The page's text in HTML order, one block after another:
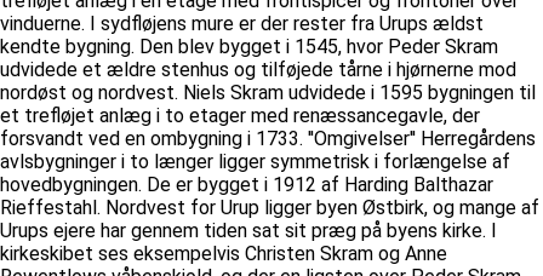
vinduerne. I sydfløjens mure er der rester fra Urups ældst
kendte bygning. Den blev bygget i 1545, hvor Peder Skram
udvidede et ældre stenhus og tilføjede tårne i hjørnerne mod
nordøst og nordvest. Niels Skram udvidede i 1595 bygningen til
et trefløjet anlæg i to etager med renæssancegavle, der
forsvandt ved en ombygning i 1733. ''Omgivelser'' Herregårdens
avlsbygninger i to længer ligger symmetrisk i forlængelse af
hovedbygningen. De er bygget i 1912 af Harding Balthazar
Rieffestahl. Nordvest for Urup ligger byen Østbirk, og mange af
Urups ejere har gennem tiden sat sit præg på byens kirke. I
kirkeskibet ses eksempelvis Christen Skram og Anne